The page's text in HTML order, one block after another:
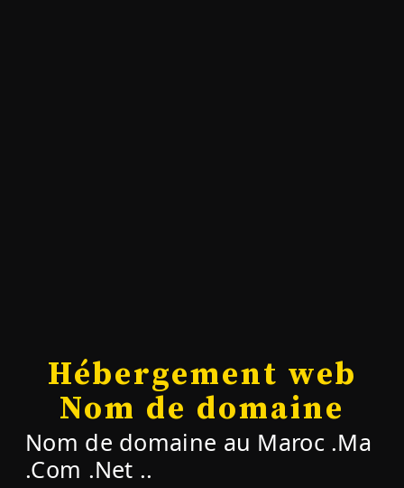
Hébergement web
Nom de domaine
Nom de domaine au Maroc .Ma
.Com .Net ..